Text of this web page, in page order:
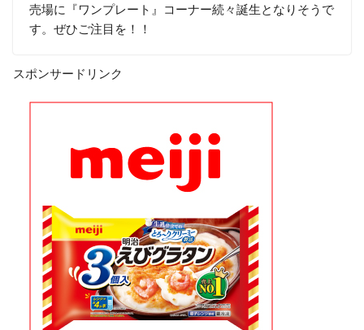
売場に『ワンプレート』コーナー続々誕生となりそうで
す。ぜひご注目を！！
スポンサードリンク